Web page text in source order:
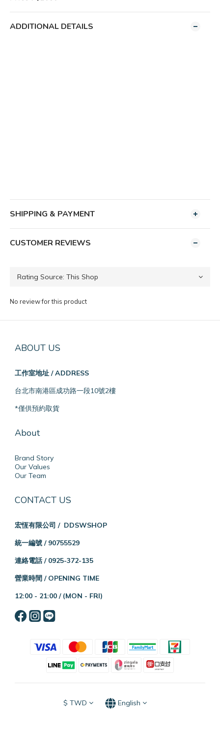
ADDITIONAL DETAILS
SHIPPING & PAYMENT
CUSTOMER REVIEWS
No review for this product
ABOUT US
工作室地址 / ADDRESS
台北市南港區成功路一段10號2樓
*僅供預約取貨
About
Brand Story
Our Values
Our Team
CONTACT US
宏恆有限公司 / DDSWSHOP
統一編號 / 90755529
連絡電話 / 0925-372-135
營業時間 / OPENING TIME
12:00 - 21:00 / (MON - FRI)
$ TWD English